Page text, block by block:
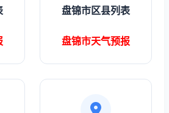
盘锦市区县列表
盘锦市天气预报